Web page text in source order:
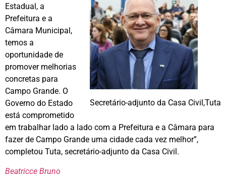
Secretário-adjunto da Casa Civil,Tuta
Estadual, a
Prefeitura e a
Câmara Municipal,
temos a
oportunidade de
promover melhorias
concretas para
Campo Grande. O
Governo do Estado
está comprometido
em trabalhar lado a lado com a Prefeitura e a Câmara para
fazer de Campo Grande uma cidade cada vez melhor”,
completou Tuta, secretário-adjunto da Casa Civil.
Beatricce Bruno